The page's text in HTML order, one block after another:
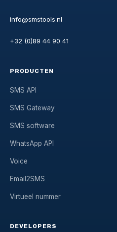
info@smstools.nl
+32 (0)89 44 90 41
PRODUCTEN
SMS API
SMS Gateway
SMS software
WhatsApp API
Voice
Email2SMS
Virtueel nummer
DEVELOPERS